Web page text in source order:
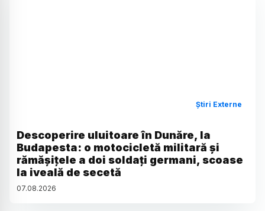
Știri Externe
Descoperire uluitoare în Dunăre, la
Budapesta: o motocicletă militară și
rămășițele a doi soldați germani, scoase
la iveală de secetă
07.08.2026